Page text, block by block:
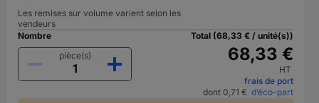
Les remises sur volume varient selon les
vendeurs
Nombre
pièce(s)
Total (68,33 € / unité(s))
68,33 €
HT
frais de port
dont 0,71 € d’éco-part